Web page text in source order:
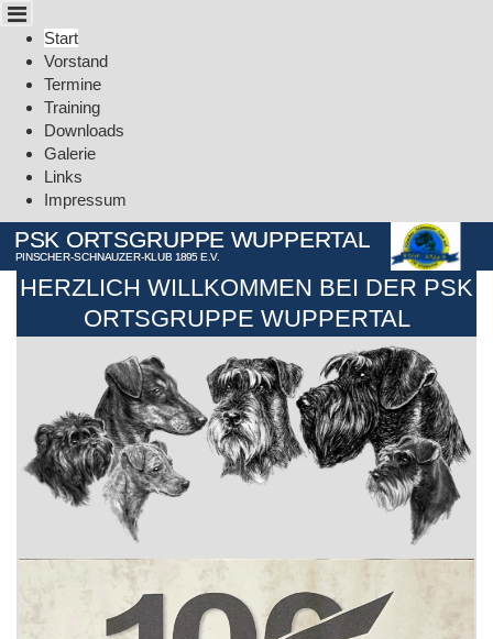
Start
Vorstand
Termine
Training
Downloads
Galerie
Links
Impressum
PSK ORTSGRUPPE WUPPERTAL
PINSCHER-SCHNAUZER-KLUB 1895 E.V.
HERZLICH WILLKOMMEN BEI DER PSK
ORTSGRUPPE WUPPERTAL
Cookie-Einstellungen